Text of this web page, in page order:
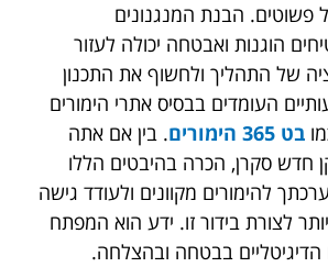
הבנת המנגנונים
הוגנות ואבטחה יכולה לעזור
של התהליך ולחשוף את התכנון
העומדים בבסיס אתרי הימורים
בט 365 הימורים
. בין אם אתה
חדש סקרן, הכרה בהיבטים הללו
להימורים מקוונים ולעודד גישה
לצורת בידור זו. ידע הוא המפתח
הדיגיטליים בבטחה ובהצלחה.